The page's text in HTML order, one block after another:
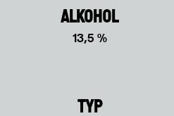
ALKOHOL
13,5 %
TYP